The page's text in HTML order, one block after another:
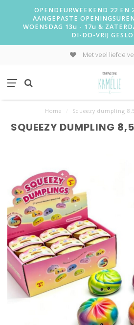
OPENDEURWEEKEND 22 EN
AANGEPASTE
WOENSDAG 13u - 17u &
DI-DO-VRIJ
Met veel liefde
Home Squeezy dumpling
SQUEEZY DUMPLING